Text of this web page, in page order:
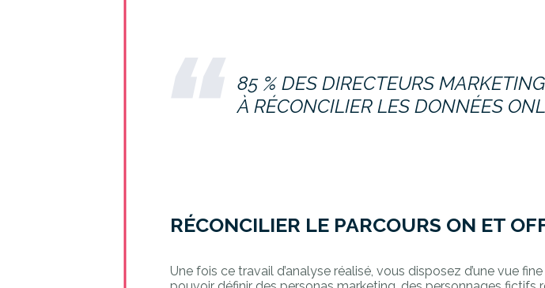
85 % DES DIRECTEURS
À RÉCONCILIER LES DONNÉES
RÉCONCILIER LE PARCOURS ON ET
Une fois ce travail d’analyse réalisé, vous disposez d’une vue